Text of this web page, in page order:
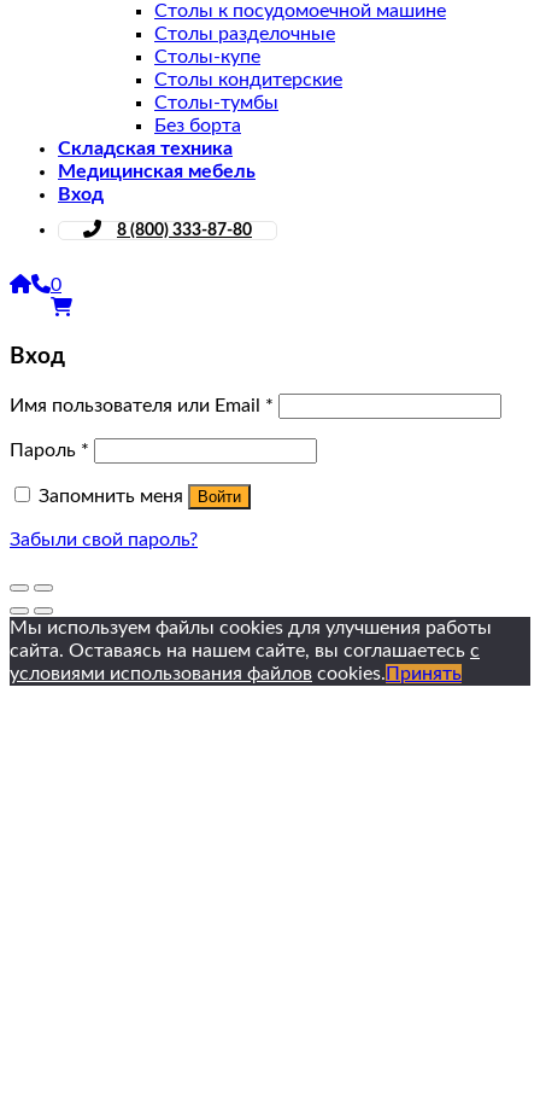
Столы к посудомоечной машине
Столы разделочные
Столы-купе
Столы кондитерские
Столы-тумбы
Без борта
Складская техника
Медицинская мебель
Вход
8 (800) 333-87-80
0
Вход
Имя пользователя или Email *
Пароль *
Запомнить меня Войти
Забыли свой пароль?
Мы используем файлы cookies для улучшения работы
сайта. Оставаясь на нашем сайте, вы соглашаетесь с
условиями использования файлов cookies. Принять